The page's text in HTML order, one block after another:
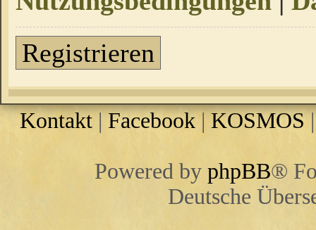
Registrieren
Kontakt | Facebook |KOSMOS
Powered by phpBB®
Deutsche